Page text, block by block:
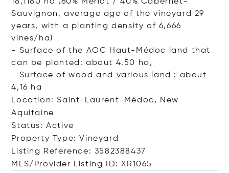
Sauvignon, average age of the vineyard 29
years, with a planting density of 6,666
vines/ha)
- Surface of the AOC Haut-Médoc land that
can be planted: about 4.50 ha,
- Surface of wood and various land : about
4,16 ha
Location: Saint-Laurent-Médoc, New
Aquitaine
Status: Active
Property Type: Vineyard
Listing Reference: 3582388437
MLS/Provider Listing ID: XR1065